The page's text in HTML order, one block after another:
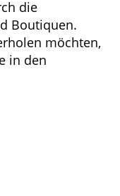
die
Boutiquen.
möchten,
in den